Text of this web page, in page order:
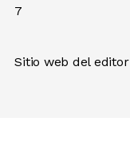
7
Sitio web del editor